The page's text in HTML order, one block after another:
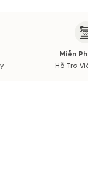
Miễn
Hỗ Trợ